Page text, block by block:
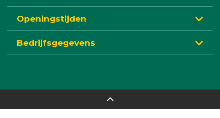
Openingstijden
Bedrijfsgegevens